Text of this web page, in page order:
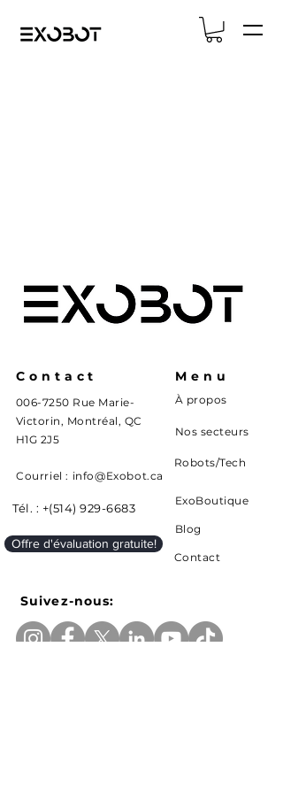
Contact Menu
006-7250 Rue Marie-
Victorin, Montréal, QC
H1G 2J5
À propos
Nos secteurs
Robots/Tech
Courriel : info@Exobot.ca
Tél. : +(514) 929-6683
ExoBoutique
Blog
Offre d'évaluation gratuite!
Contact
Suivez-nous: